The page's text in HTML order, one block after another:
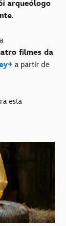
arqueólogo
.
filmes da
a partir de
esta